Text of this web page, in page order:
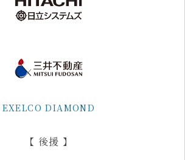
EXELCO DIAMOND
【 後援 】